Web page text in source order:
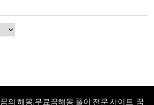
꿈의 해몽.무료꿈해몽 풀이 전문 사이트. 꿈